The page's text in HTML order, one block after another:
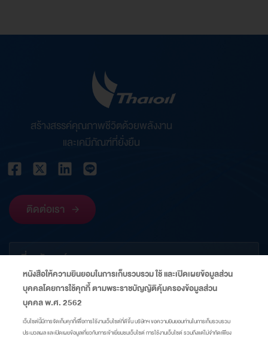
สร้างสรรค์คุณภาพชีวิตด้วยพลังงาน
และเคมีภัณฑ์ที่ยั่งยืน
ติดต่อเรา
เกี่ยวกับองค์กร
ข้อมูลที่เกี่ยวข้อง
หนังสือให้ความยินยอมในการเก็บรวบรวม ใช้ และเปิดเผยข้อมูลส่วน
บุคคลโดยการใช้คุกกี้ ตามพระราชบัญญัติคุ้มครองข้อมูลส่วน
บุคคล พ.ศ. 2562
เว็บไซต์นี้มีการจัดเก็บคุกกี้เพื่อการใช้งานเว็บไซต์ที่ดีขึ้น บริษัทฯ ขอความยินยอมท่านในการเก็บรวบรวม
ประมวลผล และเปิดเผยข้อมูลเกี่ยวกับการเข้าเยี่ยมชมเว็บไซต์ การใช้งานเว็บไซต์ รวมถึงแต่ไม่จำกัดเพียง